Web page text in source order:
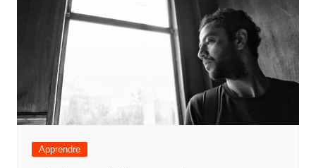
Apprendre